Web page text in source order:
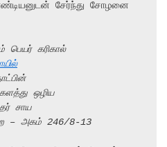
சேர்ந்து சோழனை
பெயர் கரிகால்
ஒழிய
சாய
– அகம் 246/8-13